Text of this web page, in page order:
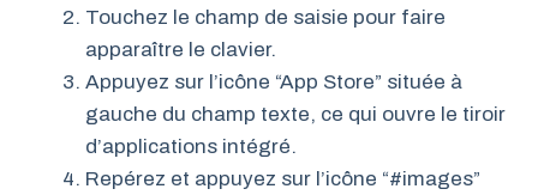
Touchez le champ de saisie pour faire
apparaître le clavier.
Appuyez sur l’icône “App Store” située à
gauche du champ texte, ce qui ouvre le tiroir
d’applications intégré.
Repérez et appuyez sur l’icône “#images”